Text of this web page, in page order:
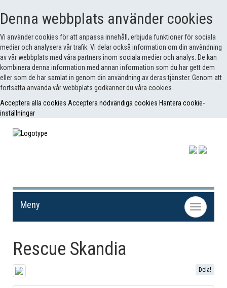
Denna webbplats använder cookies
Vi använder cookies för att anpassa innehåll, erbjuda funktioner för sociala
medier och analysera vår trafik. Vi delar också information om din användning
av vår webbplats med våra partners inom sociala medier och analys. De kan
kombinera denna information med annan information som du har gett dem
eller som de har samlat in genom din användning av deras tjänster. Genom att
fortsätta använda vår webbplats godkänner du våra cookies.
Acceptera alla cookies Acceptera nödvändiga cookies Hantera cookie-
inställningar
Toggle
navigation
Meny
Rescue Skandia
Dela!